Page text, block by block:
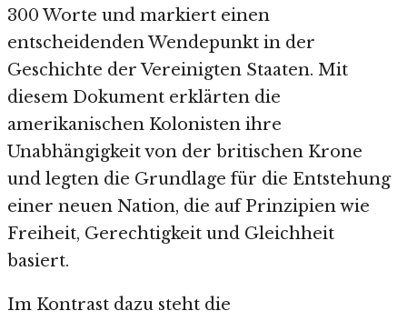
300 Worte und markiert einen
entscheidenden Wendepunkt in der
Geschichte der Vereinigten Staaten. Mit
diesem Dokument erklärten die
amerikanischen Kolonisten ihre
Unabhängigkeit von der britischen Krone
und legten die Grundlage für die Entstehung
einer neuen Nation, die auf Prinzipien wie
Freiheit, Gerechtigkeit und Gleichheit
basiert.
Im Kontrast dazu steht die